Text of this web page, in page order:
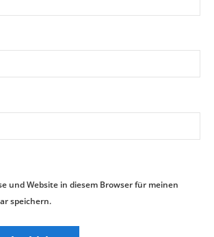
und Website in diesem Browser für meinen
speichern.